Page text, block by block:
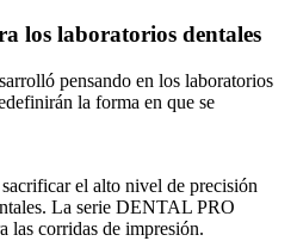
los laboratorios dentales
pensando en los laboratorios
la forma en que se
el alto nivel de precisión
La serie DENTAL PRO
las corridas de impresión.